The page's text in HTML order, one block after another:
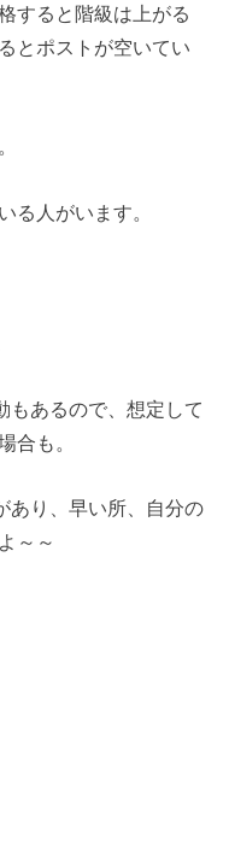
すると階級は上がる
とポストが空いてい
る人がいます。
もあるので、想定して
合も。
り、早い所、自分の
～～